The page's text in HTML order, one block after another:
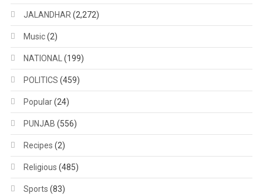
JALANDHAR (2,272)
Music(2)
NATIONAL (199)
POLITICS (459)
Popular(24)
PUNJAB (556)
Recipes (2)
Religious (485)
Sports (83)